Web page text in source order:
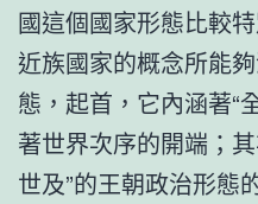
國這個國家形態比較
近族國家的概念所能
態，起首，它內涵著“
著世界次序的開端；
世及”的王朝政治形態